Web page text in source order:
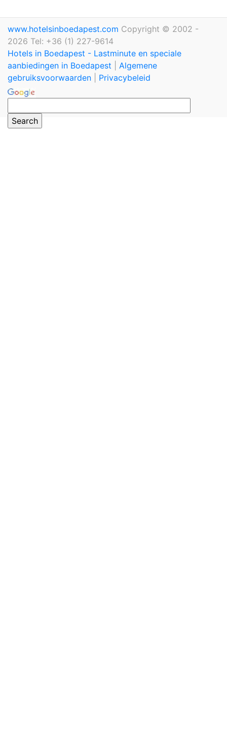
www.hotelsinboedapest.com Copyright © 2002 -
2026 Tel: +36 (1) 227-9614
Hotels in Boedapest - Lastminute en speciale
aanbiedingen in Boedapest
Algemene
gebruiksvoorwaarden
Privacybeleid